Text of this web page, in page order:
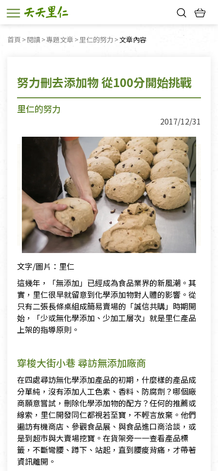
首頁 閱讀 專題文章 里仁的努力 目前頁面：
文章內容
努力刪去添加物 從100分開始挑戰
里仁的努力
2017/12/31
文字/圖片：里仁
這幾年，「無添加」已經成為食品業界的新風潮。其
實，里仁很早就留意到化學添加物對人體的影響。從
只有二張長條桌組成簡易賣場的「誠信共購」時期開
始，「少或無化學添加、少加工層次」就是里仁產品
上架的指導原則。
穿梭大街小巷 尋訪無添加廠商
在四處尋訪無化學添加產品的初期，什麼樣的產品成
分單純，沒有添加人工色素、香料、防腐劑？哪個廠
商願意嘗試，刪除化學添加物的配方？任何的推薦或
線索，里仁開發同仁都視若至寶，不輕言放棄。他們
遍訪有機商店、參觀食品展、與食品進口商洽談，或
是到超市與大賣場挖寶。在貨架旁一一查看產品標
籤，不斷彎腰、蹲下、站起，直到腰痠背痛，才帶著
資訊離開。